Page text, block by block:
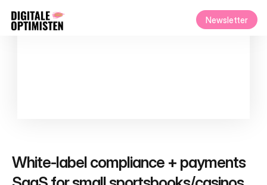
Newsletter
White‑label compliance + payments